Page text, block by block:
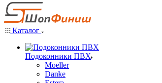
Каталог
Подоконники ПВХ
Moeller
Danke